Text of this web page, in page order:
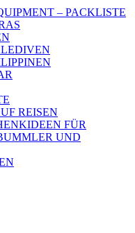
– PACKLISTE
REISEN
FÜR
UND